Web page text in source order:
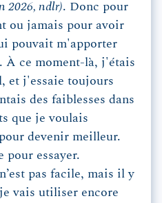
2026, ndlr). Donc pour
ou jamais pour avoir
pouvait m'apporter
À ce moment-là, j'étais
et j'essaie toujours
des faiblesses dans
que je voulais
devenir meilleur.
pour essayer.
pas facile, mais il y
vais utiliser encore